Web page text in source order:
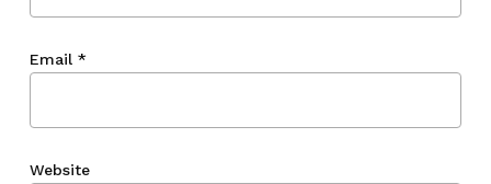
Email *
Website